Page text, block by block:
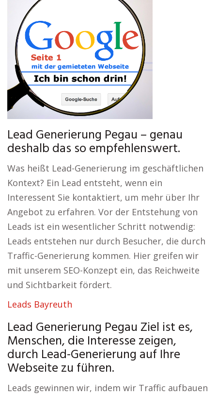
Lead Generierung Pegau – genau
deshalb das so empfehlenswert.
Was heißt Lead-Generierung im geschäftlichen
Kontext? Ein Lead entsteht, wenn ein
Interessent Sie kontaktiert, um mehr über Ihr
Angebot zu erfahren. Vor der Entstehung von
Leads ist ein wesentlicher Schritt notwendig:
Leads entstehen nur durch Besucher, die durch
Traffic-Generierung kommen. Hier greifen wir
mit unserem SEO-Konzept ein, das Reichweite
und Sichtbarkeit fördert.
Leads Bayreuth
Lead Generierung Pegau Ziel ist es,
Menschen, die Interesse zeigen,
durch Lead-Generierung auf Ihre
Webseite zu führen.
Leads gewinnen wir, indem wir Traffic aufbauen